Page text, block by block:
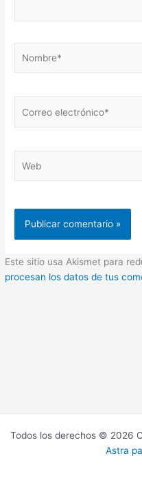
electrónico*
Este sitio usa Akismet para
procesan los datos de tus
Todos los derechos © 2026
Astra